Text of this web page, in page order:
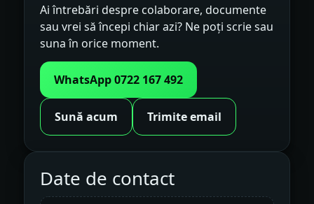
Ai întrebări despre colaborare, documente
sau vrei să începi chiar azi? Ne poți scrie sau
suna în orice moment.
WhatsApp 0722 167 492
Sună acum Trimite email
Date de contact